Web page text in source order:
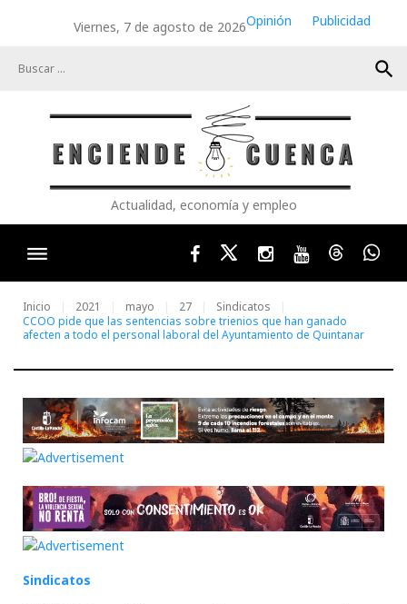
Viernes, 7 de agosto de 2026Opinión
Publicidad
search
Actualidad, economía y empleo
FacebookTwitterInstagram
YoutubeThreads
Inicio 2021 mayo 27
Sindicatos
CCOO pide que las sentencias sobre trienios que han ganado
afecten a todo el personal laboral del Ayuntamiento de Quintanar
Sindicatos